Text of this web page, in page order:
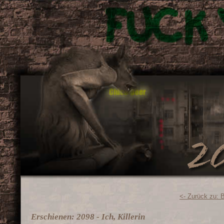
<- Zurück zu:
Erschienen: 2098 - Ich, Killerin